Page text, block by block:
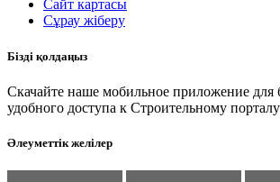
Сайт картасы
Сұрау жіберу
Бізді қолдаңыз
Скачайте наше мобильное приложение для
удобного доступа к Строительному
Әлеуметтік желілер